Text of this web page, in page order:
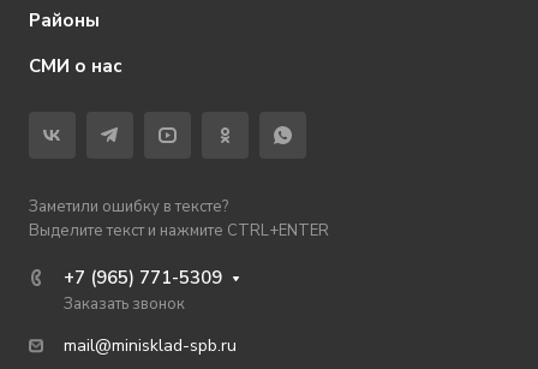
Районы
СМИ о нас
Заметили ошибку в тексте?
Выделите текст и нажмите CTRL+ENTER
+7 (965) 771-5309
Заказать звонок
mail@minisklad-spb.ru